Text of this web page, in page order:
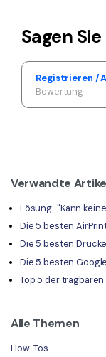
Sagen
Registrieren /
Bewertung
Verwandte
Lösung-"Kann
Die 5 besten
Die 5 besten
Die 5 besten
Top 5 der
Alle Themen
How-Tos